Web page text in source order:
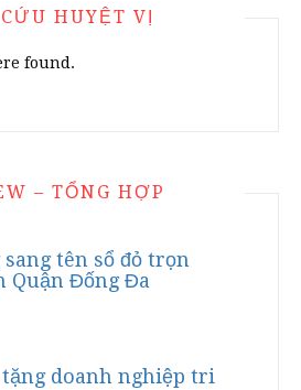
HUYỆT VỊ
found.
– TỔNG HỢP
sang tên sổ đỏ trọn
Quận Đống Đa
tặng doanh nghiệp tri